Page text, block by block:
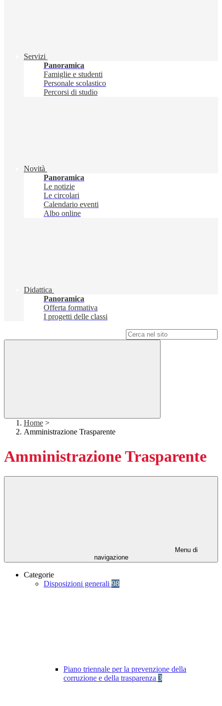
Servizi
Panoramica
Famiglie e studenti
Personale scolastico
Percorsi di studio
Novità
Panoramica
Le notizie
Le circolari
Calendario eventi
Albo online
Didattica
Panoramica
Offerta formativa
I progetti delle classi
Home >
Amministrazione Trasparente
Amministrazione Trasparente
Menu di
navigazione
Categorie
Disposizioni generali 98
Piano triennale per la prevenzione della
corruzione e della trasparenza 3